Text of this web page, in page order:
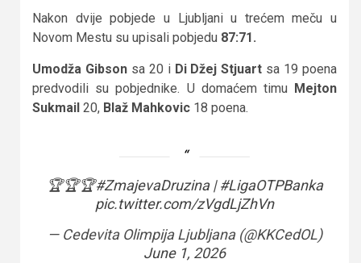
Nakon dvije pobjede u Ljubljani u trećem meču u
Novom Mestu su upisali pobjedu 87:71.
Umodža Gibson sa 20 i Di Džej Stjuart sa 19 poena
predvodili su pobjednike. U domaćem timu
Mejton
Sukmail 20, Blaž Mahkovic 18 poena.
🏆🏆🏆#ZmajevaDruzina|#LigaOTPBanka
pic.twitter.com/zVgdLjZhVn
— Cedevita Olimpija Ljubljana (@KKCedOL)
June 1, 2026